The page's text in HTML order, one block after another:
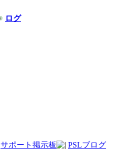
ログ
サポート掲示板 PSLブログ